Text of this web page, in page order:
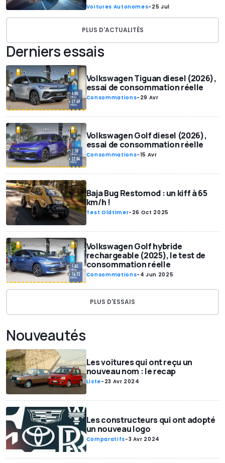
Voitures Autonomes- 25 Jul
PLUS D'ACTUALITÉS
Derniers essais
Volkswagen Tiguan diesel (2026),
essai de consommation réelle
Consommations- 29 Avr
Volkswagen Golf diesel (2026),
essai de consommation réelle
Consommations-15 Avr
Baja Bug Restomod : un kiff à 65
km/h !
Test Oldtimer- 26 Oct 2025
Volkswagen Golf hybride
rechargeable (2025), le test de
consommation réelle
Consommations- 4 Jun 2025
PLUS D'ESSAIS
Nouveautés
Les voitures qui ont reçu un
nouveau nom : le recap
Liste- 23 Avr 2024
Les constructeurs qui ont adopté
un nouveau logo
Comparatifs-3 Avr 2024